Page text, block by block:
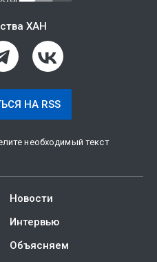
ХАН
НА RSS
необходимый текст
Новости
Интервью
Объясняем